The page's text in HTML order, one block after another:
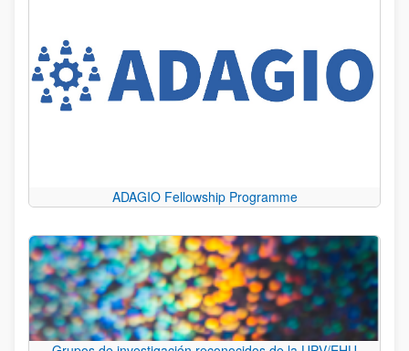
ADAGIO Fellowship Programme